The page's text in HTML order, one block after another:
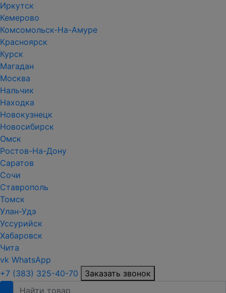
Иркутск
Кемерово
Комсомольск-На-Амуре
Красноярск
Курск
Магадан
Москва
Нальчик
Находка
Новокузнецк
Новосибирск
Омск
Ростов-На-Дону
Саратов
Сочи
Ставрополь
Томск
Улан-Удэ
Уссурийск
Хабаровск
Чита
vk WhatsApp
+7 (383) 325-40-70
Заказать звонок